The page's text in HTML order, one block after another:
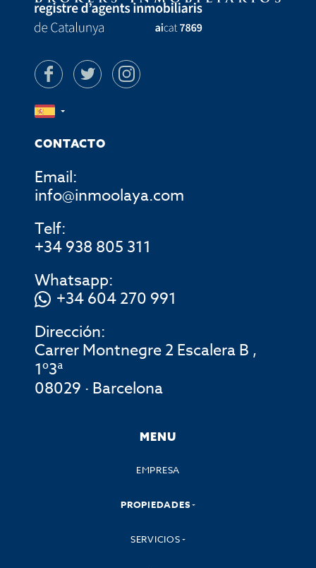
CONTACTO
Email:
info@inmoolaya.com
Telf:
+34 938 805 311
Whatsapp:
+34 604 270 991
Dirección:
Carrer Montnegre 2 Escalera B ,
1º3ª
08029 · Barcelona
MENU
EMPRESA
PROPIEDADES
SERVICIOS